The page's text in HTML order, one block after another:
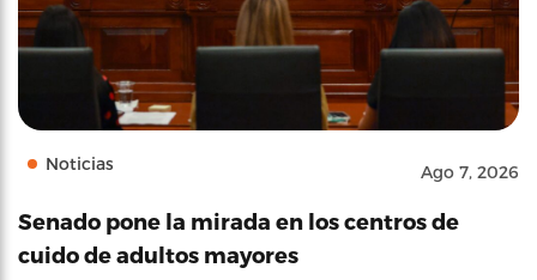
Noticias Ago 7, 2026
Senado pone la mirada en los centros de
cuido de adultos mayores